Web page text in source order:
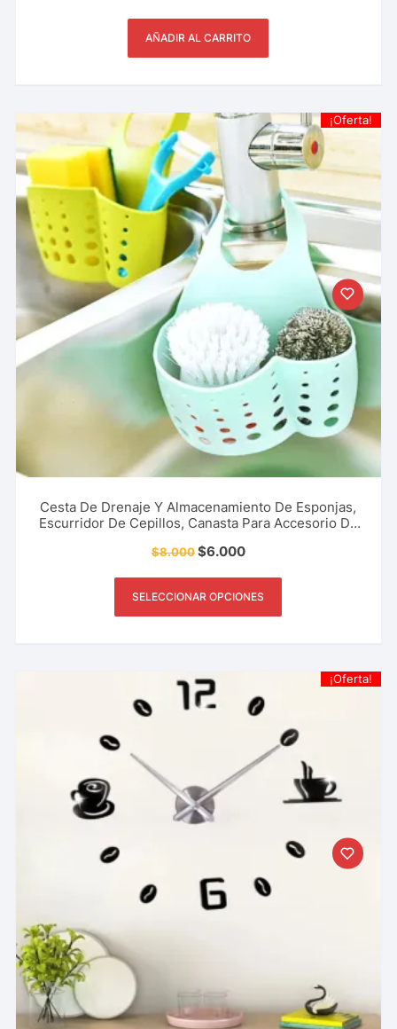
AÑADIR AL CARRITO
¡Oferta!
Cesta De Drenaje Y Almacenamiento De Esponjas,
Escurridor De Cepillos, Canasta Para Accesorio De
$8.000$6.000
SELECCIONAR OPCIONES
¡Oferta!